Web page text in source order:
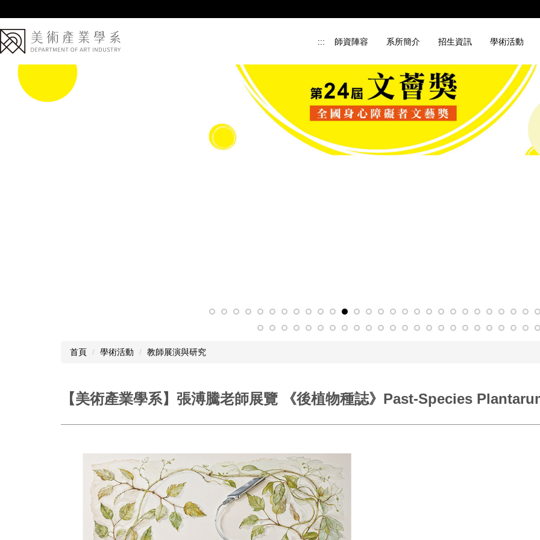
到
主
要
::: 師資陣容 系所簡介 招生資訊 學術活動
首頁 學術活動 教師展演與研究
【美術產業學系】張溥騰老師展覽 《後植物種誌》Past-Species